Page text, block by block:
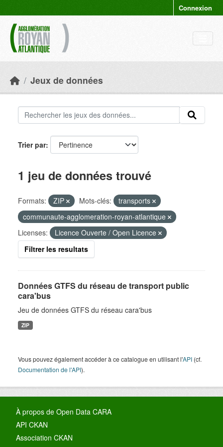
Connexion
Jeux de données
Trier par
1 jeu de données trouvé
Formats: ZIP Mots-clés:
transports
communaute-agglomeration-royan-atlantique
Licenses:
Licence Ouverte / Open Licence
Filtrer les resultats
Données GTFS du réseau de transport public
cara'bus
Jeu de données GTFS du réseau cara'bus
ZIP
Vous pouvez également accéder à ce catalogue en utilisant l'API (cf.
Documentation de l'API).
À propos de Open Data CARA
API CKAN
Association CKAN